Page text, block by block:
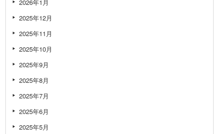
2026年1月
2025年12月
2025年11月
2025年10月
2025年9月
2025年8月
2025年7月
2025年6月
2025年5月